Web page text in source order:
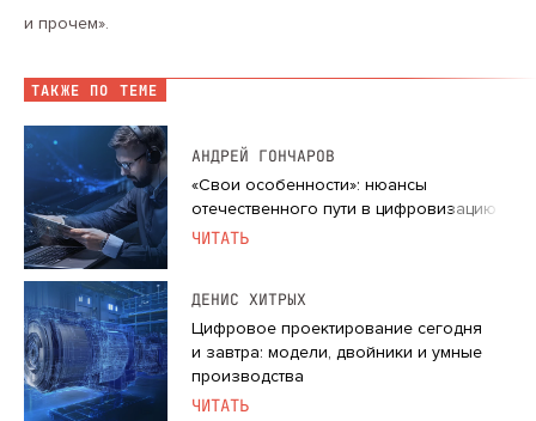
и прочем».
ТАКЖЕ ПО ТЕМЕ
АНДРЕЙ ГОНЧАРОВ
«Свои особенности»: нюансы
отечественного пути в цифровизацию
ЧИТАТЬ
ДЕНИС ХИТРЫХ
Цифровое проектирование сегодня
и завтра: модели, двойники и умные
производства
ЧИТАТЬ